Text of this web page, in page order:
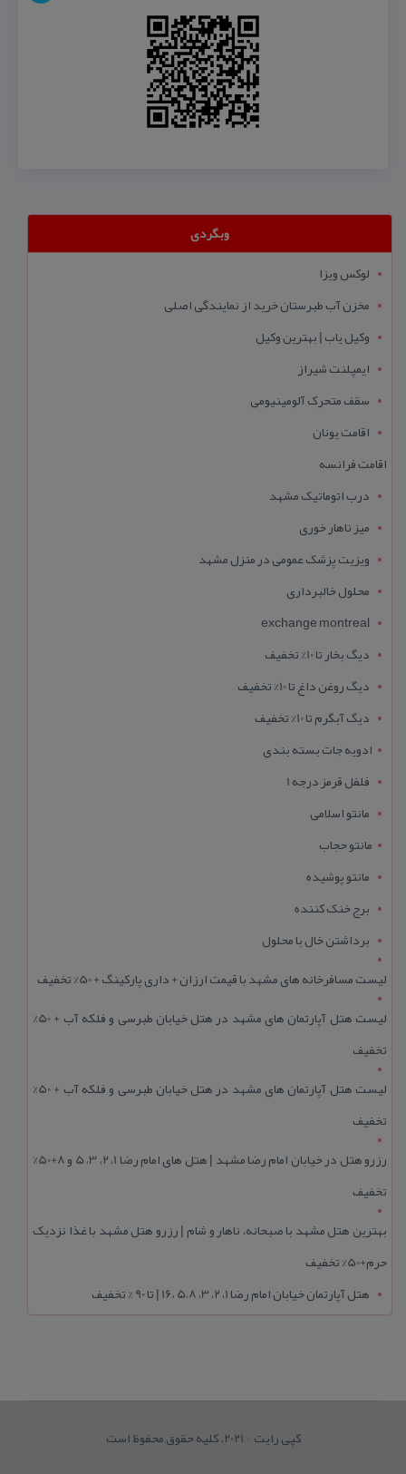
وبگردی
لوکس ویزا
مخزن آب طبرستان خرید از نمایندگی اصلی
وکیل یاب | بهترین وکیل
ایمپلنت شیراز
سقف متحرک آلومینیومی
اقامت یونان
اقامت فرانسه
درب اتوماتیک مشهد
میز ناهار خوری
ویزیت پزشک عمومی در منزل مشهد
محلول خالبرداری
exchange montreal
دیگ بخار تا 10% تخفیف
دیگ روغن داغ تا 10% تخفیف
دیگ آبگرم تا 10% تخفیف
ادویه جات بسته بندی
فلفل قرمز درجه 1
مانتو اسلامی
مانتو حجاب
مانتو پوشیده
برج خنک کننده
برداشتن خال با محلول
لیست مسافرخانه های مشهد با قیمت ارزان + داری پارکینگ + 50% تخفیف
لیست هتل آپارتمان های مشهد در هتل خیابان طبرسی و فلکه آب + 50%
تخفیف
لیست هتل آپارتمان های مشهد در هتل خیابان طبرسی و فلکه آب + 50%
تخفیف
رزرو هتل در خیابان امام رضا مشهد | هتل‌ های امام رضا 1، 2، 3، 5 و 8+50%
تخفیف
بهترین هتل مشهد با صبحانه، ناهار و شام | رزرو هتل مشهد با غذا نزدیک
حرم+50% تخفیف
هتل آپارتمان خیابان امام رضا 1، 2، 3، 5،8 ،16 | تا 90 % تخفیف
کپی رایت © 2021. کلیه حقوق محفوظ است